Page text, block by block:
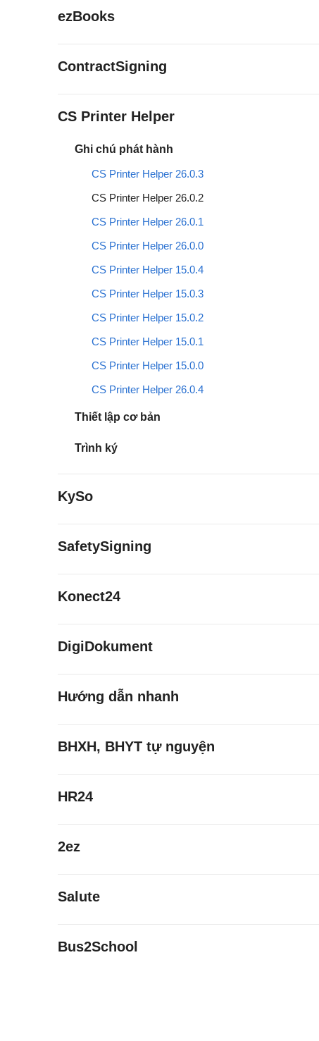
ezBooks
ContractSigning
CS Printer Helper
Ghi chú phát hành
CS Printer Helper 26.0.3
CS Printer Helper 26.0.2
CS Printer Helper 26.0.1
CS Printer Helper 26.0.0
CS Printer Helper 15.0.4
CS Printer Helper 15.0.3
CS Printer Helper 15.0.2
CS Printer Helper 15.0.1
CS Printer Helper 15.0.0
CS Printer Helper 26.0.4
Thiết lập cơ bản
Trình ký
KySo
SafetySigning
Konect24
DigiDokument
Hướng dẫn nhanh
BHXH, BHYT tự nguyện
HR24
2ez
Salute
Bus2School